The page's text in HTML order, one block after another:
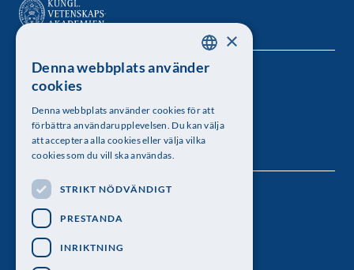
Kungl. Vetenskapsakademien
Besöksadress: Lilla Frescativägen 4A
Telefon: 08-673 95 00
Följ oss
SWEDISH
×
Denna webbplats använder
cookies
Denna webbplats använder cookies för att
förbättra användarupplevelsen. Du kan välja
att acceptera alla cookies eller välja vilka
cookies som du vill ska användas.
STRIKT NÖDVÄNDIGT
PRESTANDA
INRIKTNING